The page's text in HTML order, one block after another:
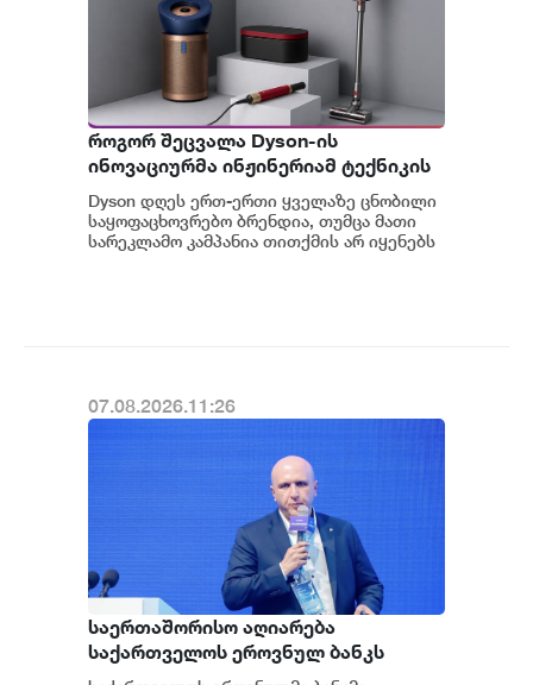
როგორ შეცვალა Dyson-ის
ინოვაციურმა ინჟინერიამ ტექნიკის
მოხმარება
Dyson დღეს ერთ-ერთი ყველაზე ცნობილი
საყოფაცხოვრებო ბრენდია, თუმცა მათი
სარეკლამო კამპანია თითქმის არ იყენებს
07.08.2026.11:26
საერთაშორისო აღიარება
საქართველოს ეროვნულ ბანკს
ფინანსური ინოვაციების